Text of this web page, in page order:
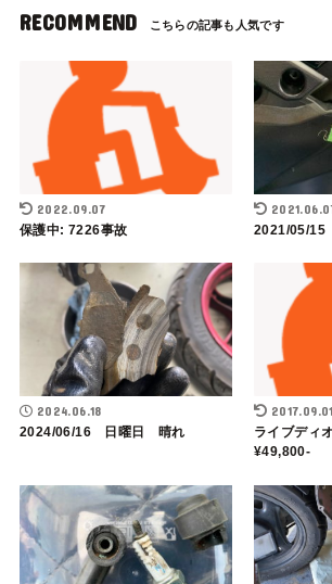
RECOMMEND
2022.09.07
保護中: 7226事故 2021/05/
2024.06.18
2024/06/16 日曜日 晴れ
2017.09.01
ライブディ
¥49,800-